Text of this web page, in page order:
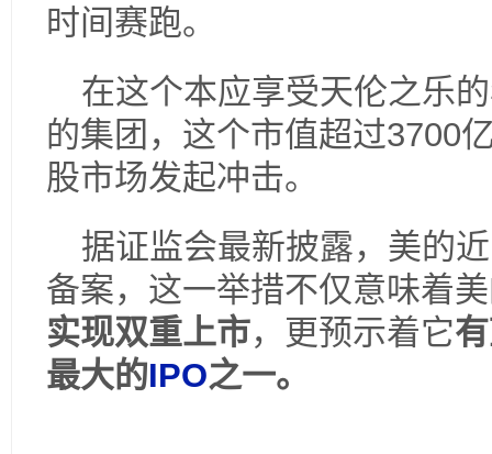
时间赛跑。
在这个本应享受天伦之乐
的集团，这个市值超过3700
股市场发起冲击。
据证监会最新披露，美的
备案，这一举措不仅意味着
实现双重上市，更预示着它
最大的IPO之一。